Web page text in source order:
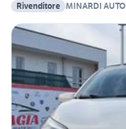
Rivenditore MINARDI AUTO